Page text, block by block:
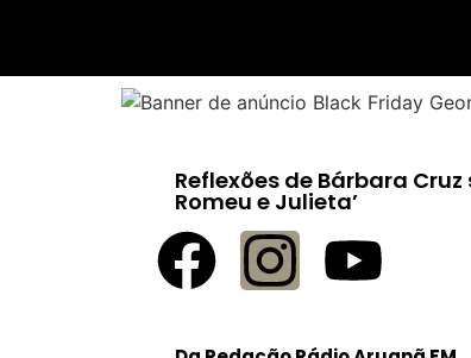
Reflexões de Bárbara
Romeu e Julieta’